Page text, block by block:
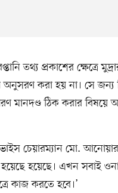
তথ্য প্রকাশের ক্ষেত্রে
অনুসরণ করা হয় না। সে জন্য
মানদণ্ড ঠিক করার
চেয়ারম্যান মো.
হয়েছে। এখন সবাই
কাজ করতে হবে।’